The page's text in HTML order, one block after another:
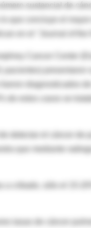
sustancial de
que concluye el
Cancer Center
diagnosticados
de estos casos se
detectar el cáncer de
que mediante
tasas de cáncer